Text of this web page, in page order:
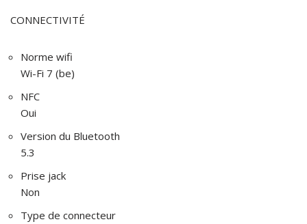
CONNECTIVITÉ
Norme wifi
Wi-Fi 7 (be)
NFC
Oui
Version du Bluetooth
5.3
Prise jack
Non
Type de connecteur